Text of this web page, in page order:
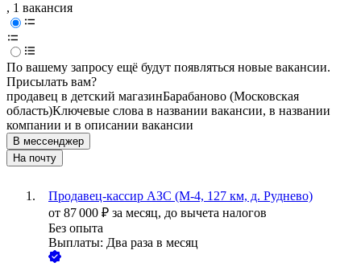
, 1 вакансия
По вашему запросу ещё будут появляться новые вакансии.
Присылать вам?
продавец в детский магазинБарабаново (Московская
область)Ключевые слова в названии вакансии, в названии
компании и в описании вакансии
В мессенджер
На почту
Продавец-кассир АЗС (М-4, 127 км, д. Руднево)
от 87 000 ₽ за месяц, до вычета налогов
Без опыта
Выплаты: Два раза в месяц